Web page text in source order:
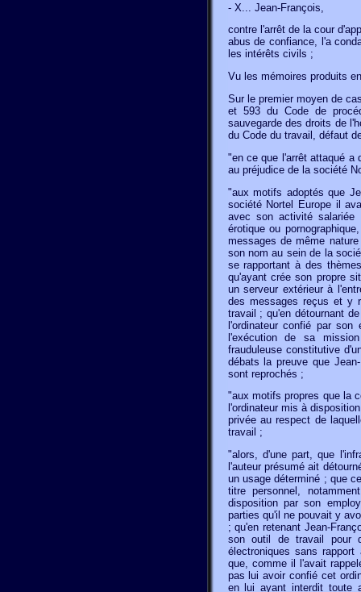
- X... Jean-François,
contre l'arrêt de la cour
abus de confiance, l'a
les intérêts civils ;
Vu les mémoires produits
Sur le premier moyen de
et 593 du Code de
sauvegarde des droits de
du Code du travail, défaut
"en ce que l'arrêt attaqué a
au préjudice de la société
"aux motifs adoptés que
société Nortel Europe il
avec son activité
érotique ou
messages de même
son nom au sein de la
se rapportant à des
qu'ayant crée son propre
un serveur extérieur à
des messages reçus et y
travail ; qu'en détournant
l'ordinateur confié par son
l'exécution de sa
frauduleuse constitutive
débats la preuve que
sont reprochés ;
"aux motifs propres que la
l'ordinateur mis à
privée au respect de
travail ;
"alors, d'une part, que
l'auteur présumé ait
un usage déterminé ; que
titre personnel,
disposition par son
parties qu'il ne pouvait y
; qu'en retenant Jean-
son outil de travail pour
électroniques sans
que, comme il l'avait
pas lui avoir confié cet
en lui ayant interdit toute